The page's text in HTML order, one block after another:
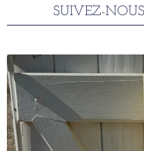
SUIVEZ-